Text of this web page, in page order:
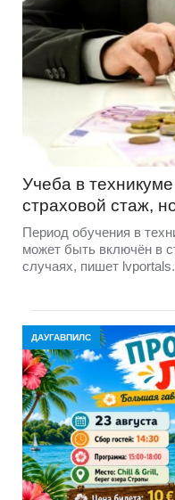
Учеба в
страховой стаж,
Период обучения в
может быть включён в
случаях, пишет
ДАУГАВПИЛС